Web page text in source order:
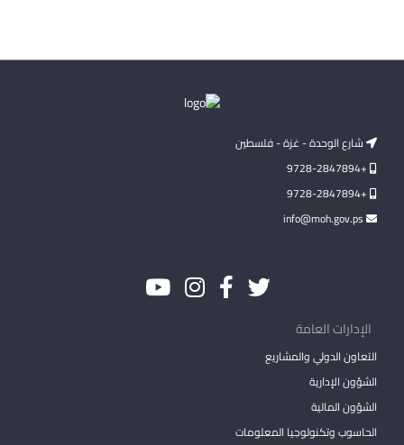
شارع الوحدة - غزة - فلسطين
+9728-2847894
+9728-2847894
الإدارات العامة
التعاون الدولي والمشاريع
الشؤون الإدارية
الشؤون المالية
الحاسوب وتكنولوجيا المعلومات